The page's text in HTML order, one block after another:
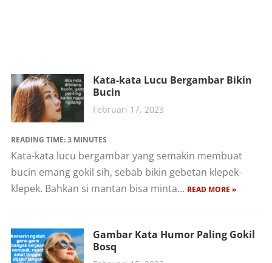
Kata-kata Lucu Bergambar Bikin
Bucin
Februari 17, 2023
READING TIME:3 MINUTES
Kata-kata lucu bergambar yang semakin membuat
bucin emang gokil sih, sebab bikin gebetan klepek-
klepek. Bahkan si mantan bisa minta... READ MORE »
Gambar Kata Humor Paling Gokil
Bosq